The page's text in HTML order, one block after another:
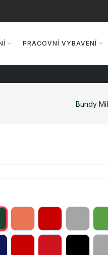
PRACOVNÍ VYBAVENÍ
Bundy